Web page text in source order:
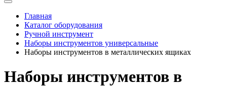
Главная
Каталог оборудования
Ручной инструмент
Наборы инструментов универсальные
Наборы инструментов в металлических ящиках
Наборы инструментов в